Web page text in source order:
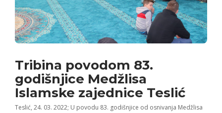
Tribina povodom 83.
godišnjice Medžlisa
Islamske zajednice Teslić
Teslić, 24. 03. 2022; U povodu 83. godišnjice od osnivanja Medžlisa